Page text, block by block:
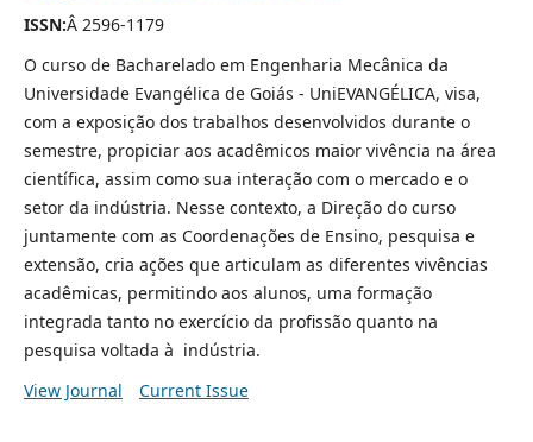
ISSN:Â 2596-1179
O curso de Bacharelado em Engenharia Mecânica da
Universidade Evangélica de Goiás - UniEVANGÉLICA, visa,
com a exposição dos trabalhos desenvolvidos durante o
semestre, propiciar aos acadêmicos maior vivência na área
científica, assim como sua interação com o mercado e o
setor da indústria. Nesse contexto, a Direção do curso
juntamente com as Coordenações de Ensino, pesquisa e
extensão, cria ações que articulam as diferentes vivências
acadêmicas, permitindo aos alunos, uma formação
integrada tanto no exercício da profissão quanto na
pesquisa voltada à indústria.
View Journal
Current Issue